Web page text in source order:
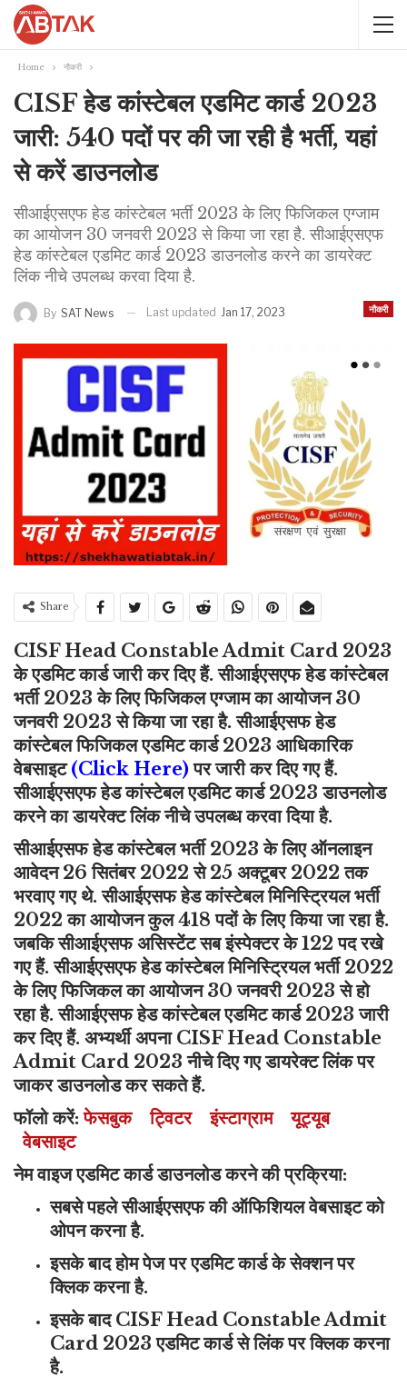
Home नौकरी
CISF हेड कांस्टेबल एडमिट कार्ड 2023
जारी: 540 पदों पर की जा रही है भर्ती, यहां
से करें डाउनलोड
सीआईएसएफ हेड कांस्टेबल भर्ती 2023 के लिए फिजिकल एग्जाम
का आयोजन 30 जनवरी 2023 से किया जा रहा है. सीआईएसएफ
हेड कांस्टेबल एडमिट कार्ड 2023 डाउनलोड करने का डायरेक्ट
लिंक नीचे उपलब्ध करवा दिया है.
नौकरी
By SAT News Last updated Jan 17, 2023
Share
CISF Head Constable Admit Card 2023
के एडमिट कार्ड जारी कर दिए हैं. सीआईएसएफ हेड कांस्टेबल
भर्ती 2023 के लिए फिजिकल एग्जाम का आयोजन 30
जनवरी 2023 से किया जा रहा है. सीआईएसफ हेड
कांस्टेबल फिजिकल एडमिट कार्ड 2023 आधिकारिक
वेबसाइट(Click Here)पर जारी कर दिए गए हैं.
सीआईएसएफ हेड कांस्टेबल एडमिट कार्ड 2023 डाउनलोड
करने का डायरेक्ट लिंक नीचे उपलब्ध करवा दिया है.
सीआईएसफ हेड कांस्टेबल भर्ती 2023 के लिए ऑनलाइन
आवेदन 26 सितंबर 2022 से 25 अक्टूबर 2022 तक
भरवाए गए थे. सीआईएसफ हेड कांस्टेबल मिनिस्ट्रियल भर्ती
2022 का आयोजन कुल 418 पदों के लिए किया जा रहा है.
जबकि सीआईएसफ असिस्टेंट सब इंस्पेक्टर के 122 पद रखे
गए हैं. सीआईएसएफ हेड कांस्टेबल मिनिस्ट्रियल भर्ती 2022
के लिए फिजिकल का आयोजन 30 जनवरी 2023 से हो
रहा है. सीआईएसफ हेड कांस्टेबल एडमिट कार्ड 2023 जारी
कर दिए हैं. अभ्यर्थी अपना CISF Head Constable
Admit Card 2023 नीचे दिए गए डायरेक्ट लिंक पर
जाकर डाउनलोड कर सकते हैं.
फॉलो करें:फेसबुक ट्विटर इंस्टाग्राम
यूट्यूब
वेबसाइट
नेम वाइज एडमिट कार्ड डाउनलोड करने की प्रक्रिया:
सबसे पहले सीआईएसएफ की ऑफिशियल वेबसाइट को
ओपन करना है.
इसके बाद होम पेज पर एडमिट कार्ड के सेक्शन पर
क्लिक करना है.
इसके बाद CISF Head Constable Admit
Card 2023 एडमिट कार्ड से लिंक पर क्लिक करना
है.